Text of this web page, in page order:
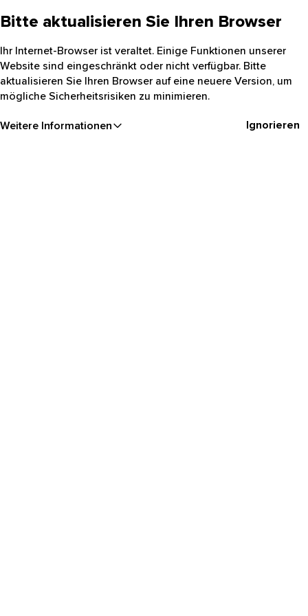
Bitte aktualisieren Sie Ihren Browser
Ihr Internet-Browser ist veraltet. Einige Funktionen unserer
Website sind eingeschränkt oder nicht verfügbar. Bitte
aktualisieren Sie Ihren Browser auf eine neuere Version, um
mögliche Sicherheitsrisiken zu minimieren.
Weitere Informationen Ignorieren